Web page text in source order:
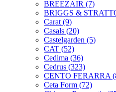
BREEZAIR (7)
BRIGGS &
Carat (9)
Casals (20)
Castelgarden (5)
CAT (52)
Cedima (36)
Cedrus (323)
CENTO FERARRA
Ceta Form (72)